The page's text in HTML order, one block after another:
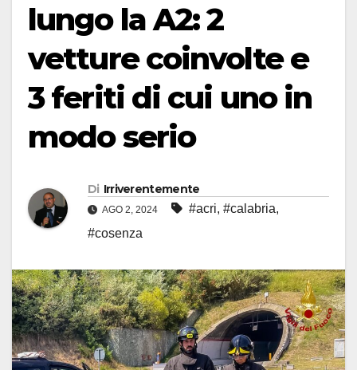
lungo la A2: 2
vetture coinvolte e
3 feriti di cui uno in
modo serio
Di Irriverentemente
AGO 2, 2024 #acri, #calabria,
#cosenza